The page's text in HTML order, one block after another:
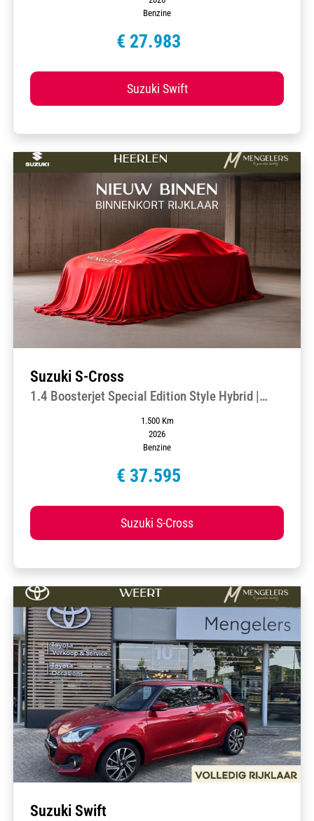
Benzine
€ 27.983
Suzuki Swift
Suzuki S-Cross
1.4 Boosterjet Special Edition Style Hybrid |
1.500 Km
2026
Benzine
€ 37.595
Suzuki S-Cross
Suzuki Swift